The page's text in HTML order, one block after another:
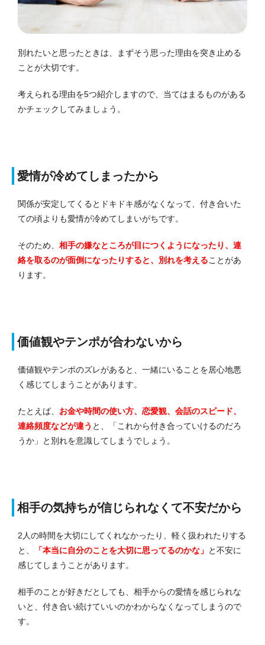
別れたいと思ったときは、まずそう思った理由を突き止める
ことが大切です。
考えられる理由を5つ紹介しますので、当てはまるものがある
かチェックしてみましょう。
愛情が冷めてしまったから
関係が安定してくるとドキドキ感がなくなって、付き合いた
ての頃よりも愛情が冷めてしまいがちです。
そのため、 相手の嫌なところが目につくようになったり、連
絡を取るのが面倒になったりすると、別れを考えることがあ
ります。
価値観やテンポが合わないから
価値観やテンポのズレがあると、一緒にいることを居心地悪
く感じてしまうことがあります。
たとえば、 お金や時間の使い方、恋愛観、会話のスピード、
連絡頻度などが違う と、「これから付き合っていけるのだろ
うか」と別れを意識してしまうでしょう。
相手の気持ちが信じられなくて不安だから
2人の時間を大切にしてくれなかったり、軽く扱われたりする
と、
「本当に自分のことを大切に思ってるのかな」 と不安に
感じてしまうことがあります。
相手のことが好きだとしても、相手からの愛情を感じられな
いと、付き合い続けていいのかわからなくなってしまうので
す。